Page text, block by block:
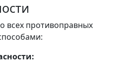
противоправных